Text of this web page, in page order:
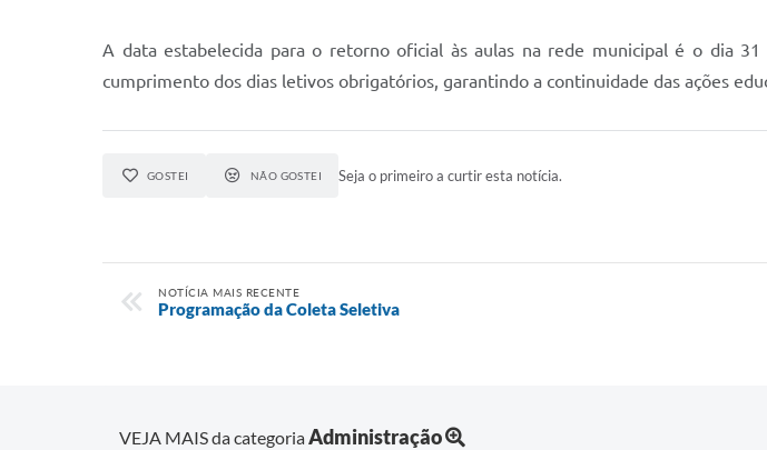
A data estabelecida para o retorno oficial às aulas na rede municipal é o dia
cumprimento dos dias letivos obrigatórios, garantindo a continuidade das ações
GOSTEI NÃO GOSTEI Seja o primeiro a curtir esta notícia.
NOTÍCIA MAIS RECENTE
Programação da Coleta Seletiva
VEJA MAIS da categoriaAdministração